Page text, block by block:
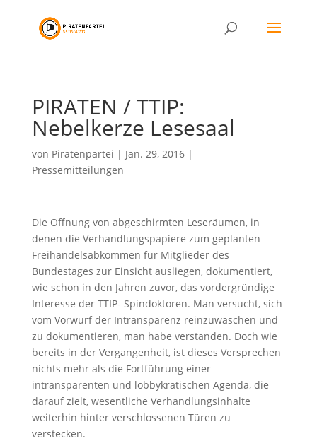
PIRATEN / TTIP:
Nebelkerze Lesesaal
von Piratenpartei | Jan. 29, 2016|
Pressemitteilungen
Die Öffnung von abgeschirmten Leseräumen, in
denen die Verhandlungspapiere zum geplanten
Freihandelsabkommen für Mitglieder des
Bundestages zur Einsicht ausliegen, dokumentiert,
wie schon in den Jahren zuvor, das vordergründige
Interesse der TTIP- Spindoktoren. Man versucht, sich
vom Vorwurf der Intransparenz reinzuwaschen und
zu dokumentieren, man habe verstanden. Doch wie
bereits in der Vergangenheit, ist dieses Versprechen
nichts mehr als die Fortführung einer
intransparenten und lobbykratischen Agenda, die
darauf zielt, wesentliche Verhandlungsinhalte
weiterhin hinter verschlossenen Türen zu
verstecken.